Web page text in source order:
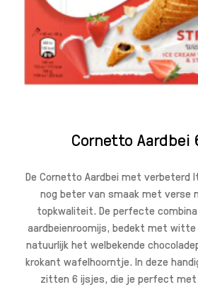
Cornetto Aardbei
De Cornetto Aardbei met verbeterd
nog beter van smaak met verse
topkwaliteit. De perfecte
aardbeienroomijs, bedekt met witte
natuurlijk het welbekende
krokant wafelhoorntje. In deze
zitten 6 ijsjes, die je perfect met